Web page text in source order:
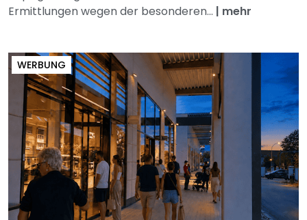
Ermittlungen wegen der besonderen... | mehr
WERBUNG